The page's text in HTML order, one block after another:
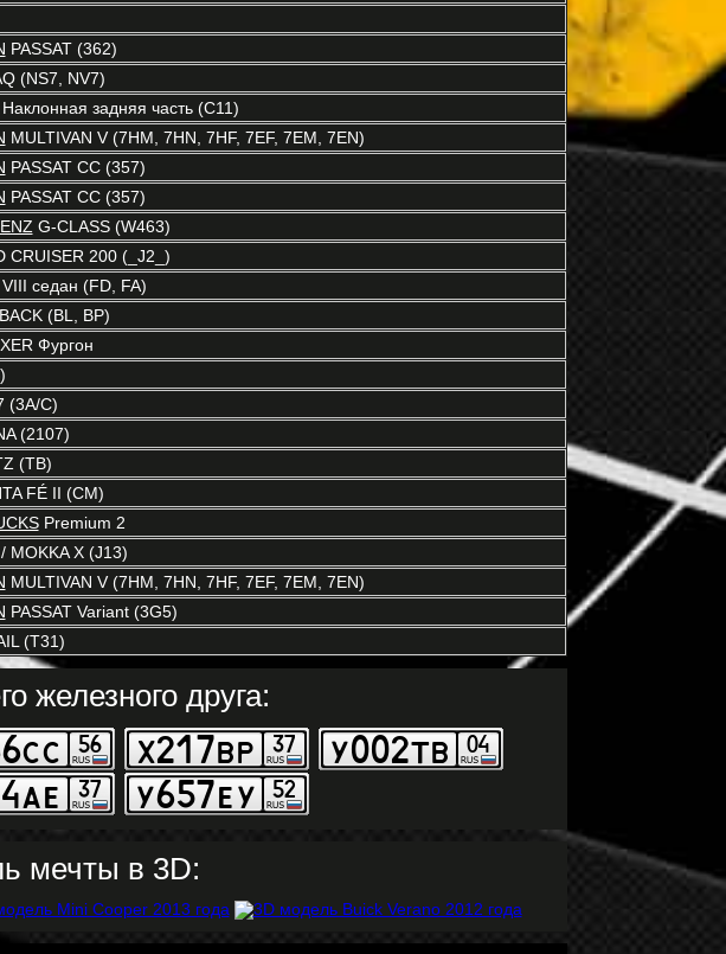
PASSAT (362)
(NS7, NV7)
задняя часть (C11)
MULTIVAN V (7HM, 7HN, 7HF, 7EF, 7EM, 7EN)
PASSAT CC (357)
PASSAT CC (357)
G-CLASS (W463)
CRUISER 200 (_J2_)
седан (FD, FA)
(BL, BP)
Фургон
(3A/C)
(2107)
(TB)
FÉ II (CM)
Premium 2
MOKKA X (J13)
MULTIVAN V (7HM, 7HN, 7HF, 7EF, 7EM, 7EN)
PASSAT Variant (3G5)
(T31)
железного друга:
мечты в 3D: